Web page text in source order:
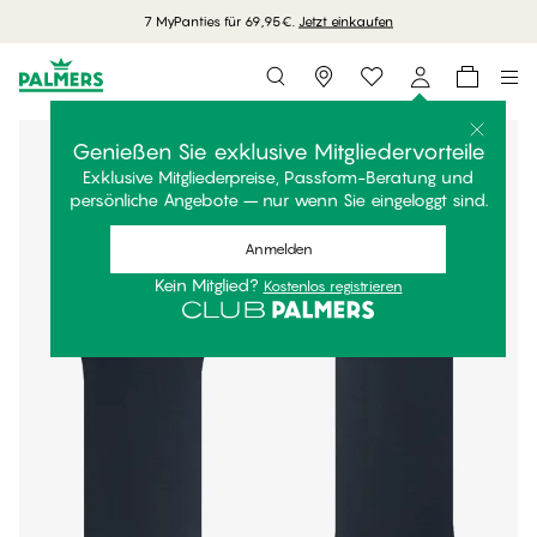
7 MyPanties für 69,95€. Jetzt einkaufen
Storefinder
Genießen Sie exklusive Mitgliedervorteile
Exklusive Mitgliederpreise, Passform-Beratung und
persönliche Angebote – nur wenn Sie eingeloggt sind.
Anmelden
Kein Mitglied? Kostenlos registrieren